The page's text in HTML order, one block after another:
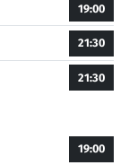
19:00
21:30
21:30
19:00